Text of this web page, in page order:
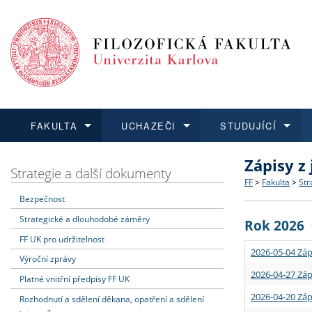
FAKULTA
Dozvědět se více
Struktura
Strategie
Podpora
UCHAZEČI
Podat přihlášku
Co
Učitelské
STUDUJÍCÍ
Dozvědět se více
Rigorózní
Dozvědět se více
O vědě a
Granty a
Dozvědět se více
Aktuální
Strategie a další dokumenty
Bezpečnost
Strategické a dlouhodobé záměry
FF UK pro udržitelnost
Výroční zprávy
Platné vnitřní předpisy FF UK
Rozhodnutí a sdělení děkana, opatření a sdělení
Zápisy
FF > Fakulta >
Rok 2026
2026-05-04
2026-04-27
2026-04-20